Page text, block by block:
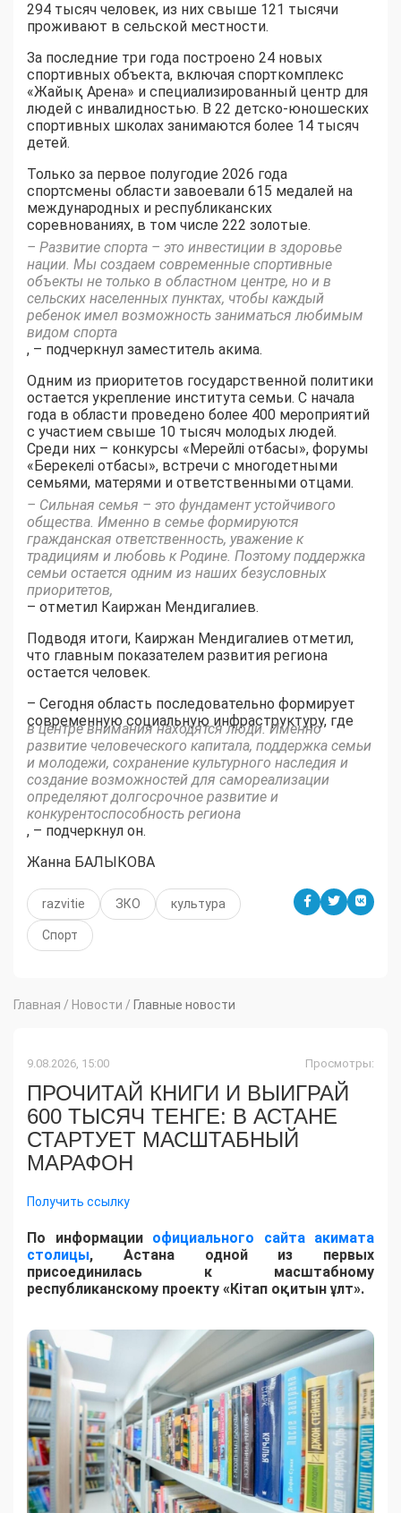
294 тысяч человек, из них свыше 121 тысячи
проживают в сельской местности.
За последние три года построено 24 новых
спортивных объекта, включая спорткомплекс
«Жайық Арена» и специализированный центр для
людей с инвалидностью. В 22 детско-юношеских
спортивных школах занимаются более 14 тысяч
детей.
Только за первое полугодие 2026 года
спортсмены области завоевали 615 медалей на
международных и республиканских
соревнованиях, в том числе 222 золотые.
– Развитие спорта – это инвестиции в здоровье
нации. Мы создаем современные спортивные
объекты не только в областном центре, но и в
сельских населенных пунктах, чтобы каждый
ребенок имел возможность заниматься любимым
видом спорта
, – подчеркнул заместитель акима.
Одним из приоритетов государственной политики
остается укрепление института семьи. С начала
года в области проведено более 400 мероприятий
с участием свыше 10 тысяч молодых людей.
Среди них – конкурсы «Мерейлі отбасы», форумы
«Берекелі отбасы», встречи с многодетными
семьями, матерями и ответственными отцами.
– Сильная семья – это фундамент устойчивого
общества. Именно в семье формируются
гражданская ответственность, уважение к
традициям и любовь к Родине. Поэтому поддержка
семьи остается одним из наших безусловных
приоритетов,
– отметил Каиржан Мендигалиев.
Подводя итоги, Каиржан Мендигалиев отметил,
что главным показателем развития региона
остается человек.
– Сегодня область последовательно формирует
современную социальную инфраструктуру, где
в центре внимания находятся люди. Именно
развитие человеческого капитала, поддержка семьи
и молодежи, сохранение культурного наследия и
создание возможностей для самореализации
определяют долгосрочное развитие и
конкурентоспособность региона
, – подчеркнул он.
Жанна БАЛЫКОВА
razvitie ЗКО культура
Спорт
Главная / Новости / Главные новости
9.08.2026, 15:00 Просмотры:
ПРОЧИТАЙ КНИГИ И ВЫИГРАЙ
600 ТЫСЯЧ ТЕНГЕ: В АСТАНЕ
СТАРТУЕТ МАСШТАБНЫЙ
МАРАФОН
Получить ссылку
По информации официального сайта акимата
столицы, Астана одной из первых
присоединилась к масштабному
республиканскому проекту «Кітап оқитын ұлт».